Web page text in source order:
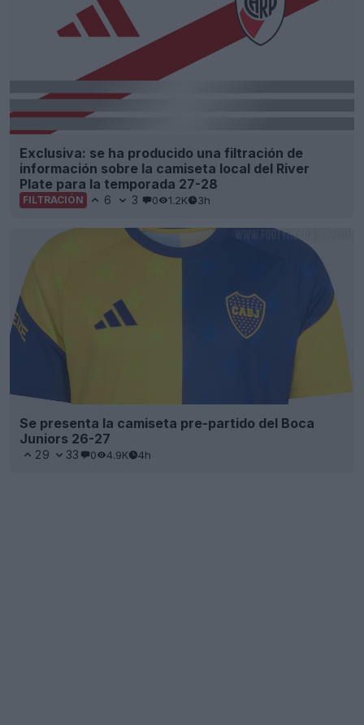
Exclusiva: se ha producido una filtración de
información sobre la camiseta local del River
Plate para la temporada 27-28
FILTRACIÓN 6 3 0 1.2K 3h
Se presenta la camiseta pre-partido del Boca
Juniors 26-27
29 33 0 4.9K 4h